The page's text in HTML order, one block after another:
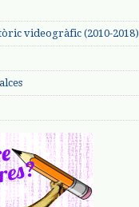
videogràfic (2010-2018)